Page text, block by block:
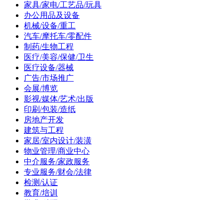
家具/家电/工艺品/玩具
办公用品及设备
机械/设备/重工
汽车/摩托车/零配件
制药/生物工程
医疗/美容/保健/卫生
医疗设备/器械
广告/市场推广
会展/博览
影视/媒体/艺术/出版
印刷/包装/造纸
房地产开发
建筑与工程
家居/室内设计/装潢
物业管理/商业中心
中介服务/家政服务
专业服务/财会/法律
检测/认证
教育/培训